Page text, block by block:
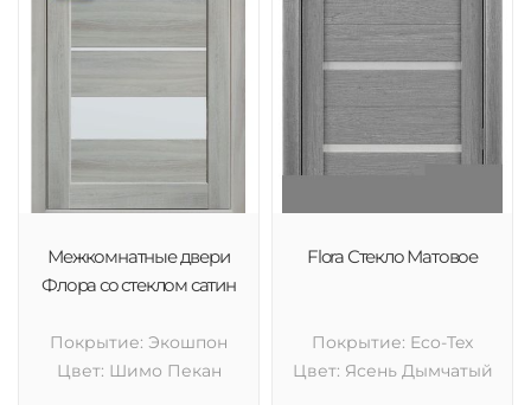
Межкомнатные двери
Флора со стеклом сатин
Покрытие: Экошпон
Цвет: Шимо Пекан
Flora Стекло Матовое
Покрытие: Eco-Tex
Цвет: Ясень Дымчатый